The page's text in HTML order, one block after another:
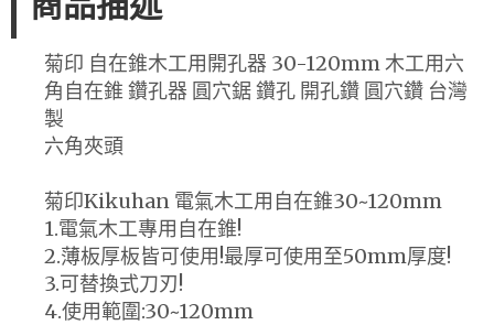
菊印 自在錐木工用開孔器 30-120mm 木工用六
角自在錐 鑽孔器 圓穴鋸 鑽孔 開孔鑽 圓穴鑽 台灣
製
六角夾頭
菊印Kikuhan 電氣木工用自在錐30~120mm
1.電氣木工專用自在錐!
2.薄板厚板皆可使用!最厚可使用至50mm厚度!
3.可替換式刀刃!
4.使用範圍:30~120mm